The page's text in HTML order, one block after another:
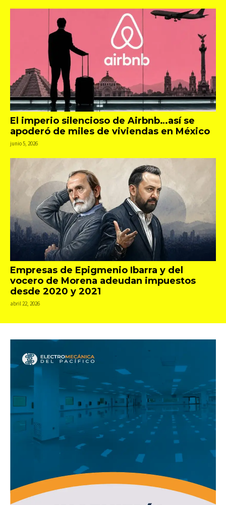
El imperio silencioso de Airbnb…así se
apoderó de miles de viviendas en México
junio 5, 2026
Empresas de Epigmenio Ibarra y del
vocero de Morena adeudan impuestos
desde 2020 y 2021
abril 22, 2026